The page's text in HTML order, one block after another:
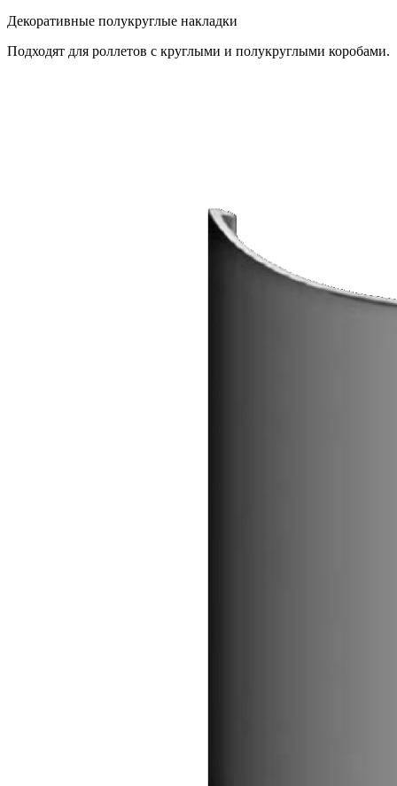
Декоративные полукруглые накладки
Подходят для роллетов с круглыми и полукруглыми коробами.